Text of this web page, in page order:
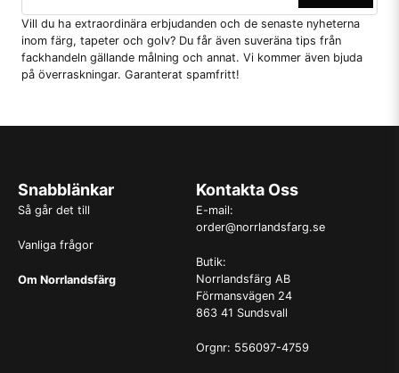
Vill du ha extraordinära erbjudanden och de senaste nyheterna
inom färg, tapeter och golv? Du får även suveräna tips från
fackhandeln gällande målning och annat. Vi kommer även bjuda
på överraskningar. Garanterat spamfritt!
Snabblänkar
Så går det till
Vanliga frågor
Om Norrlandsfärg
Kontakta Oss
E-mail:
order@norrlandsfarg.se
Butik:
Norrlandsfärg AB
Förmansvägen 24
863 41 Sundsvall
Orgnr: 556097-4759